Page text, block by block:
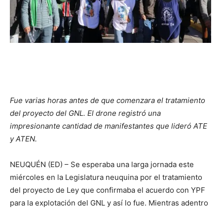
Fue varias horas antes de que comenzara el tratamiento
del proyecto del GNL. El drone registró una
impresionante cantidad de manifestantes que lideró ATE
y ATEN.
NEUQUÉN (ED) – Se esperaba una larga jornada este
miércoles en la Legislatura neuquina por el tratamiento
del proyecto de Ley que confirmaba el acuerdo con YPF
para la explotación del GNL y así lo fue. Mientras adentro